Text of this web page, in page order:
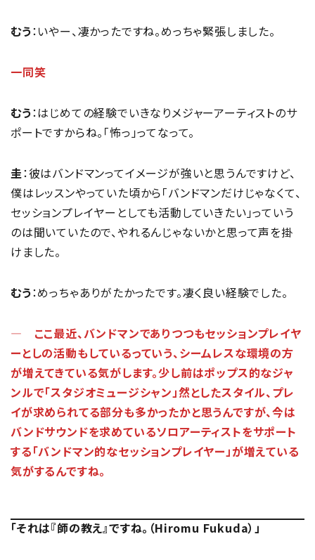
むう：いやー、凄かったですね。めっちゃ緊張しました。
一同笑
むう：はじめての経験でいきなりメジャーアーティストのサ
ポートですからね。「怖っ」ってなって。
圭：彼はバンドマンってイメージが強いと思うんですけど、
僕はレッスンやっていた頃から「バンドマンだけじゃなくて、
セッションプレイヤーとしても活動していきたい」っていう
のは聞いていたので、やれるんじゃないかと思って声を掛
けました。
むう：めっちゃありがたかったです。凄く良い経験でした。
― ここ最近、バンドマンでありつつもセッションプレイヤ
ーとしの活動もしているっていう、シームレスな環境の方
が増えてきている気がします。少し前はポップス的なジャ
ンルで「スタジオミュージシャン」然としたスタイル、プレ
イが求められてる部分も多かったかと思うんですが、今は
バンドサウンドを求めているソロアーティストをサポート
する「バンドマン的なセッションプレイヤー」が増えている
気がするんですね。
「それは『師の教え』ですね。（Hiromu Fukuda）」